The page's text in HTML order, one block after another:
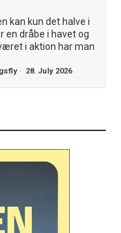
kan kun det halve i
en dråbe i havet og
i aktion har man
· 28. July 2026